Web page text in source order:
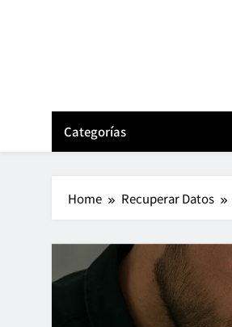
Categorías
Home Recuperar Datos